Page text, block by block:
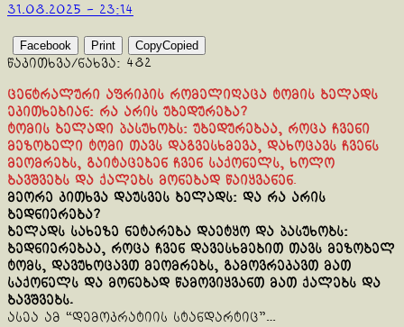
31.08.2025 - 23:14
Facebook Print CopyCopied
წაკითხვა/ნახვა: 482
ცენტრალური აფრიკის რომელიღაცა ტომის ბელადს
ეკითხებიან: რა არის უბედურება?
ტომის ბელადი პასუხობს: უბედურებაა, როცა ჩვენი
მეზობელი ტომი თავს დაგვესხმევა, დახოცავს ჩვენს
მეომრებს, გაიტაცებენ ჩვენ საქონელს, ხოლო
ბავშვებს და ქალებს მონებად წაიყვანენ.
მეორე კითხვა დაუსვეს ბელადს: და რა არის
ბედნიერება?
ბელადს სახეზე ნეტარება დაეტყო და პასუხობს:
ბედნიერებაა, როცა ჩვენ დავესხმებით თავს მეზობელ
ტომს, დავუხოცავთ მეომრებს, გამოვრეკავთ მათ
საქონელს და მონებად წამოვიყვანთ მათ ქალებს და
ბავშვებს.
ასეა ამ “დემოკრატიის სტანდარტიც”…